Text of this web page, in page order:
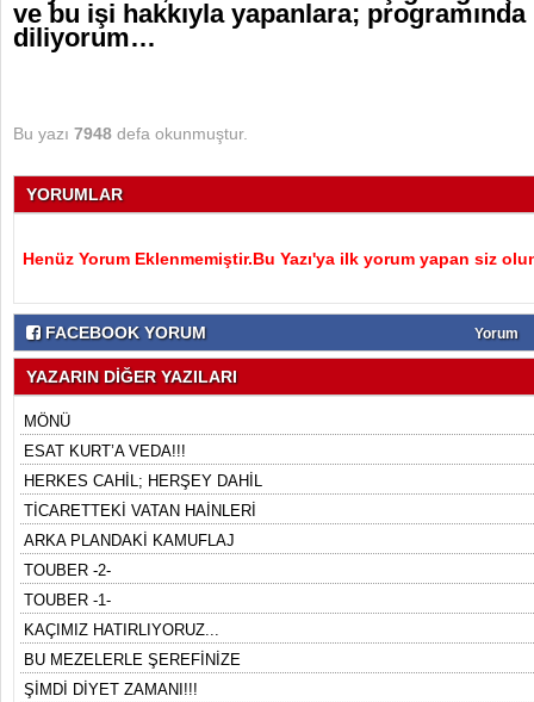
ve bu işi hakkıyla yapanlara; programında
diliyorum…
Bu yazı 7948 defa okunmuştur.
YORUMLAR
Henüz Yorum Eklenmemiştir.Bu Yazı'ya ilk yorum yapan siz
FACEBOOK YORUM Yorum
YAZARIN DİĞER YAZILARI
MÖNÜ
ESAT KURT’A VEDA!!!
HERKES CAHİL; HERŞEY DAHİL
TİCARETTEKİ VATAN HAİNLERİ
ARKA PLANDAKİ KAMUFLAJ
TOUBER -2-
TOUBER -1-
KAÇIMIZ HATIRLIYORUZ...
BU MEZELERLE ŞEREFİNİZE
ŞİMDİ DİYET ZAMANI!!!